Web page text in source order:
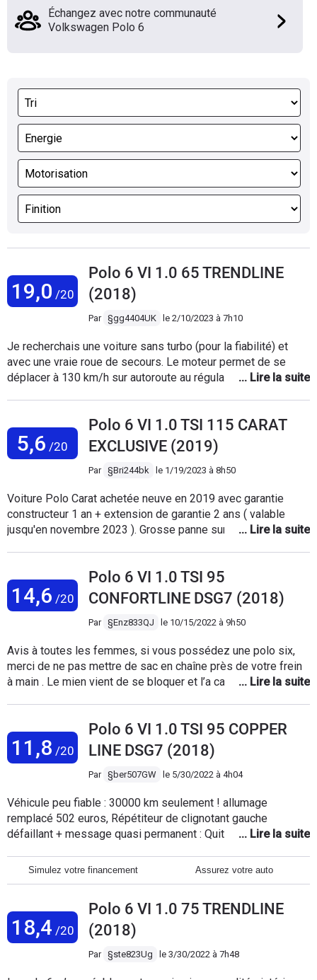
Échangez avec notre communauté
Volkswagen Polo 6
19,0 /20
Polo 6 VI 1.0 65 TRENDLINE
(2018)
Par §gg4404UK le 2/10/2023 à 7h10
Je recherchais une voiture sans turbo (pour la fiabilité) et
avec une vraie roue de secours. Le moteur permet de se
déplacer à 130 km/h sur autoroute au régulateur, nous
entretien/utilisation est très contenu. Certes le véhicule n’est
pas ultra puissant, mais permet de rouler en respectant les
limitations de vitesses! L’habitabilité est très correcte
automatique nous conviennent pleinement. Le seul regret est
que ce modèle coûte 5000€ de plus aujourd’hui… en neuf…
5,6 /20
Polo 6 VI 1.0 TSI 115 CARAT
EXCLUSIVE (2019)
Par §Bri244bk le 1/19/2023 à 8h50
Voiture Polo Carat achetée neuve en 2019 avec garantie
constructeur 1 an + extension de garantie 2 ans ( valable
jusqu'en novembre 2023 ). Grosse panne sur autoroute le 10
volant moteur à 33 000 kms et sous extension de garantie.
Coût: plus de 2 600,00 euros !-. Pour cette panne
prématurée,et sous garantie,refus de prise en charge et de
toute participation de la part de Volkswagen France: cette
EGALEMENT: accueil très désagréable du Service Clients !!
14,6 /20
Polo 6 VI 1.0 TSI 95
CONFORTLINE DSG7 (2018)
Par §Enz833QJ le 10/15/2022 à 9h50
Avis à toutes les femmes, si vous possédez une polo six,
merci de ne pas mettre de sac en chaîne près de votre frein
à main . Le mien vient de se bloquer et l’a cassé Je
écran tactile sont vraiment un atout pour votre voiture Vous
pouvez prendre la route en toute autonomie, direction
l’Espagne
11,8 /20
Polo 6 VI 1.0 TSI 95 COPPER
LINE DSG7 (2018)
Par §ber507GW le 5/30/2022 à 4h04
Véhicule peu fiable : 30000 km seulement ! allumage
remplacé 502 euros, Répétiteur de clignotant gauche
défaillant + message quasi permanent : Quittez le véhicule
Justement la concession VW d'Orvault 44 s'avère à ce jour
incapable d'assurer la réparation !!:160,49 euros + 552 euros.
Simulez votre financement Assurez votre auto
18,4 /20
Polo 6 VI 1.0 75 TRENDLINE
(2018)
Par §ste823Ug le 3/30/2022 à 7h48